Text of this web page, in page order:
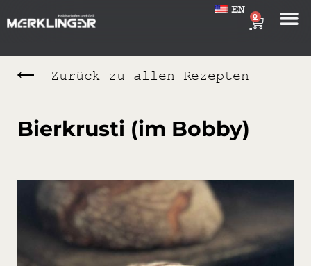
0
EN
Zurück zu allen Rezepten
Bierkrusti (im Bobby)